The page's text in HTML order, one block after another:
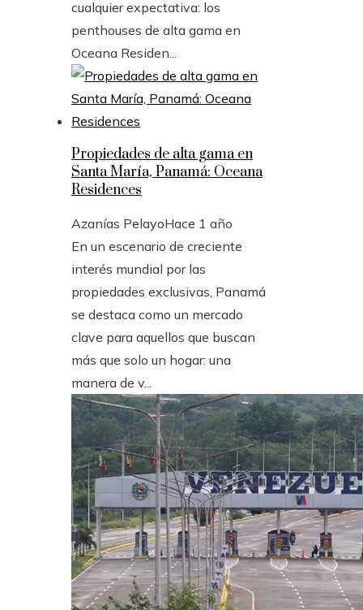
cualquier expectativa: los
penthouses de alta gama en
Oceana Residen...
Propiedades de alta gama en
Santa María, Panamá: Oceana
Residences
Azanías PelayoHace 1 año
En un escenario de creciente
interés mundial por las
propiedades exclusivas, Panamá
se destaca como un mercado
clave para aquellos que buscan
más que solo un hogar: una
manera de v...